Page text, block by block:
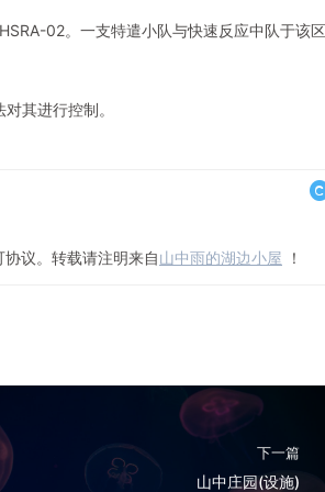
02。一支特遣小队与快速反应中队于该
其进行控制。
协议。转载请注明来自山中雨的湖边小屋 ！
下一篇
山中庄园(设施)